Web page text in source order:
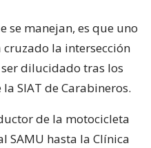
se manejan, es que uno
la intersección
dilucidado tras los
SIAT de Carabineros.
de la motocicleta
SAMU hasta la Clínica